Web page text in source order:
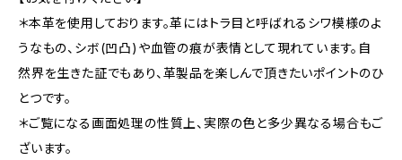
＊本革を使用しております。革にはトラ目と呼ばれるシワ模様のよ
うなもの、シボ(凹凸)や血管の痕が表情として現れています。自
然界を生きた証でもあり、革製品を楽しんで頂きたいポイントのひ
とつです。
＊ご覧になる画面処理の性質上、実際の色と多少異なる場合もご
ざいます。